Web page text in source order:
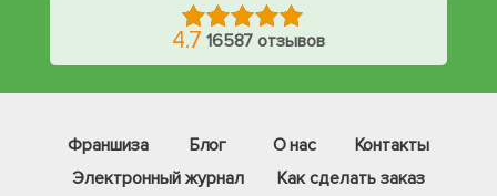
4.7 16587 отзывов
Франшиза Блог О нас
Контакты
Электронный журнал
Как сделать заказ